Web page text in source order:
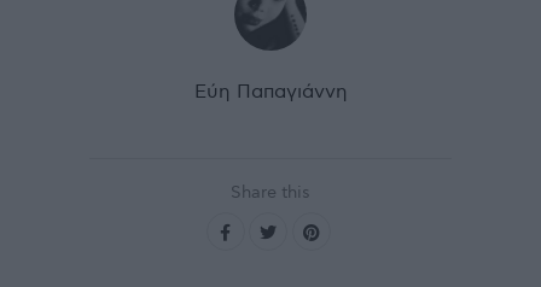
Εύη Παπαγιάννη
Share this